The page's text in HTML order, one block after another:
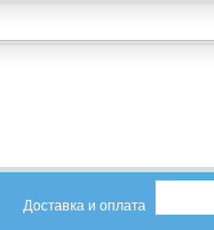
Доставка и оплата